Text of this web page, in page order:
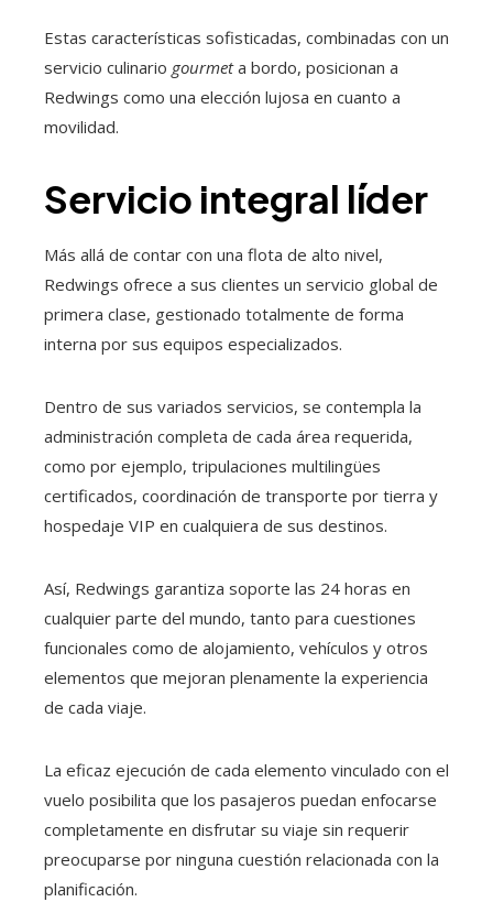
Estas características sofisticadas, combinadas con un
servicio culinario gourmeta bordo, posicionan a
Redwings como una elección lujosa en cuanto a
movilidad.
Servicio integral líder
Más allá de contar con una flota de alto nivel,
Redwings ofrece a sus clientes un servicio global de
primera clase, gestionado totalmente de forma
interna por sus equipos especializados.
Dentro de sus variados servicios, se contempla la
administración completa de cada área requerida,
como por ejemplo, tripulaciones multilingües
certificados, coordinación de transporte por tierra y
hospedaje VIP en cualquiera de sus destinos.
Así, Redwings garantiza soporte las 24 horas en
cualquier parte del mundo, tanto para cuestiones
funcionales como de alojamiento, vehículos y otros
elementos que mejoran plenamente la experiencia
de cada viaje.
La eficaz ejecución de cada elemento vinculado con el
vuelo posibilita que los pasajeros puedan enfocarse
completamente en disfrutar su viaje sin requerir
preocuparse por ninguna cuestión relacionada con la
planificación.